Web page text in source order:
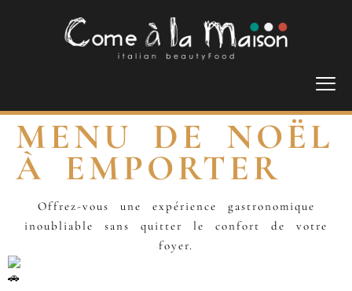
MENU DE NOËL
À EMPORTER
Offrez-vous une expérience gastronomique
inoubliable sans quitter le confort de votre
foyer.